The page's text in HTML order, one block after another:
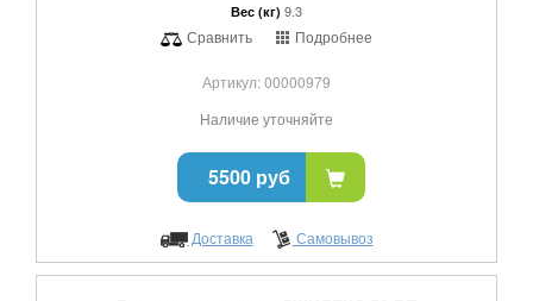
Вес (кг) 9.3
Сравнить Подробнее
Артикул: 00000979
Наличие уточняйте
5500 руб
Доставка Самовывоз